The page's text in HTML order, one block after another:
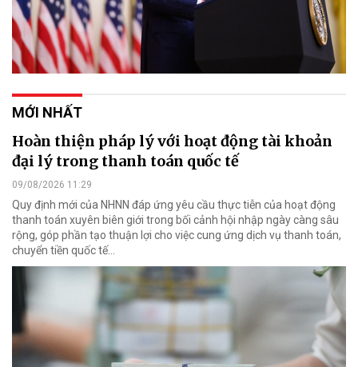
MỚI NHẤT
Hoàn thiện pháp lý với hoạt động tài khoản
đại lý trong thanh toán quốc tế
09/08/2026 11:29
Quy định mới của NHNN đáp ứng yêu cầu thực tiễn của hoạt động
thanh toán xuyên biên giới trong bối cảnh hội nhập ngày càng sâu
rộng, góp phần tạo thuận lợi cho việc cung ứng dịch vụ thanh toán,
chuyển tiền quốc tế...